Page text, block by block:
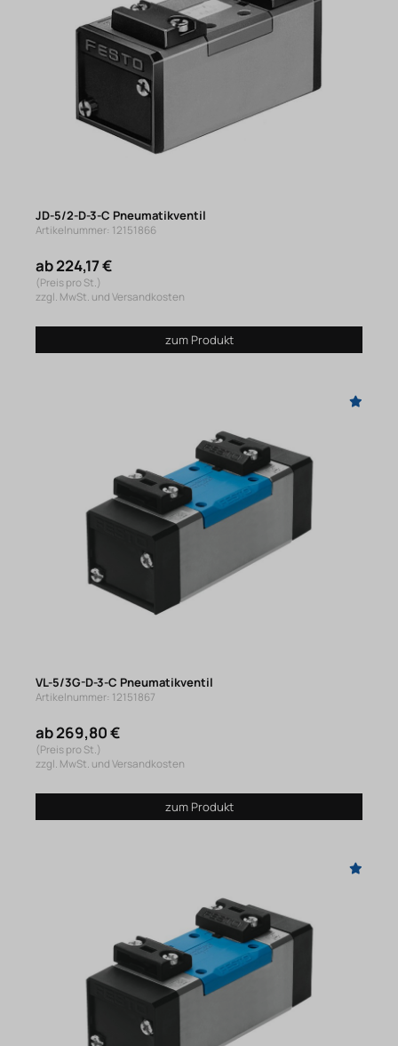
JD-5/2-D-3-C Pneumatikventil
Artikelnummer: 12151866
ab 224,17 €
(Preis pro St.)
zzgl. MwSt. und Versandkosten
zum Produkt
VL-5/3G-D-3-C Pneumatikventil
Artikelnummer: 12151867
ab 269,80 €
(Preis pro St.)
zzgl. MwSt. und Versandkosten
zum Produkt